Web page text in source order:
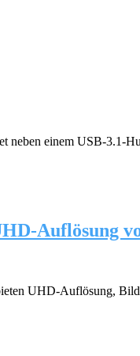
neben einem USB-3.1-
Auflösung
UHD-Auflösung,